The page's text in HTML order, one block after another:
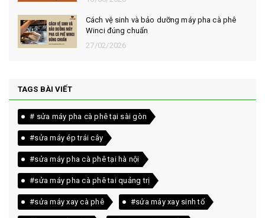
Cách vệ sinh và bảo dưỡng máy pha cà phê
Winci đúng chuẩn
27/02/2026
TAGS BÀI VIẾT
# sửa máy pha cà phê tại sài gòn
#sửa máy ép trái cây
#sửa máy pha cà phê tại hà nội
#sửa máy pha cà phê tai quảng trị
#sửa máy xay cà phê #sửa máy xay sinh tố